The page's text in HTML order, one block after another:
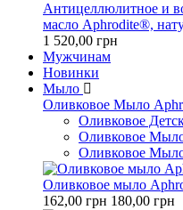
Антицеллюлитное и
масло Aphrodite®,
1 520,00 грн
Мужчинам
Новинки
Мыло
Оливковое Мыло
Оливковое
Оливковое
Оливковое
Оливковое мыло
162,00 грн 180,00 грн